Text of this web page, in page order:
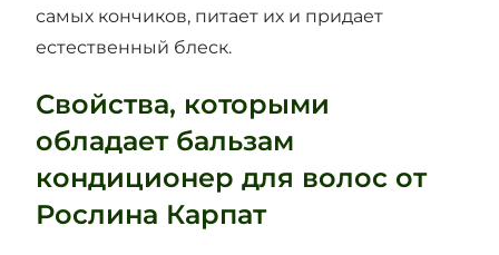
самых кончиков, питает их и придает
естественный блеск.
Свойства, которыми
обладает бальзам
кондиционер для волос от
Рослина Карпат